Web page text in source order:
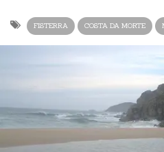
FISTERRA COSTA DA MORTE